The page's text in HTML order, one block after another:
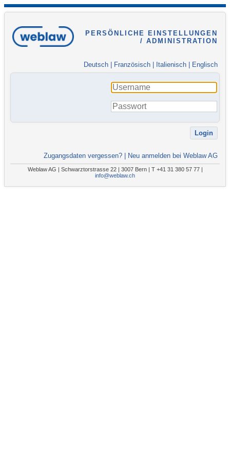
PERSÖNLICHE EINSTELLUNGEN
/ ADMINISTRATION
Deutsch Französisch Italienisch Englisch
Zugangsdaten vergessen? Neu anmelden bei Weblaw AG
Weblaw AG | Schwarztorstrasse 22 | 3007 Bern | T +41 31 380 57 77 |
info@weblaw.ch